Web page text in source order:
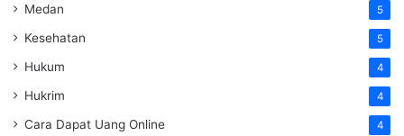
Medan 5
Kesehatan 5
Hukum 4
Hukrim 4
Cara Dapat Uang Online 4